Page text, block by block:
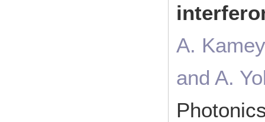
A.
and A.